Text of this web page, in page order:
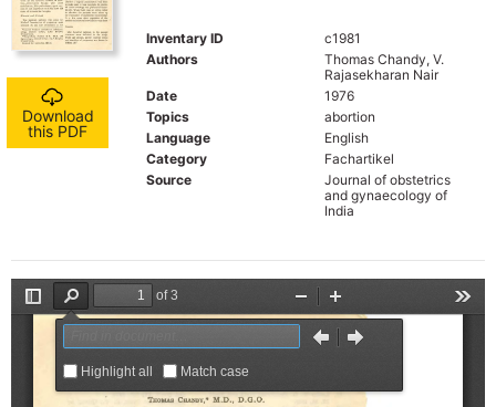
Download
this PDF
Inventary ID
c1981
Authors
Thomas Chandy, V.
Rajasekharan Nair
Date
1976
Topics
abortion
Language
English
Category
Fachartikel
Source
Journal of obstetrics
and gynaecology of
India